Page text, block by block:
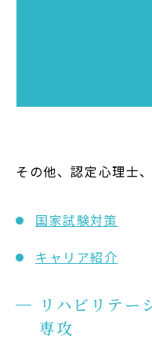
その他、認定心理士
国家試験対策
キャリア紹介
リハビリテー
専攻